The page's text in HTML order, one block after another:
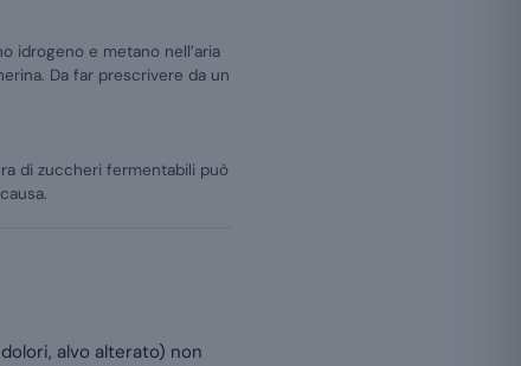
idrogeno e metano nell’aria
Da far prescrivere da un
di zuccheri fermentabili può
alvo alterato) non